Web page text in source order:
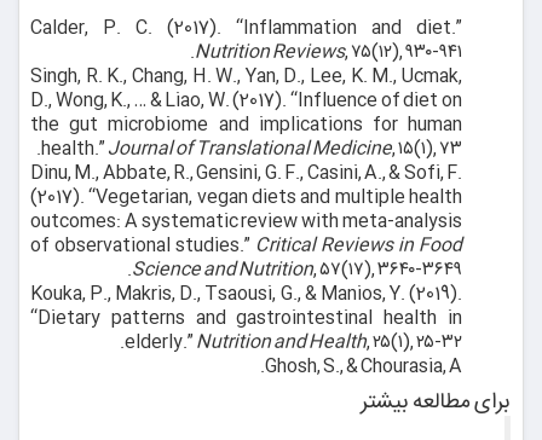
Calder, P. C. (2017). “Inflammation and diet.”
Nutrition Reviews, ۷۵(۱۲), ۹۳۰-۹۴۱.
Singh, R. K., Chang, H. W., Yan, D., Lee, K. M., Ucmak,
D., Wong, K., … & Liao, W. (2017). “Influence of diet on
the gut microbiome and implications for human
health.”Journal of Translational Medicine, ۱۵(۱), ۷۳.
Dinu, M., Abbate, R., Gensini, G. F., Casini, A., & Sofi, F.
(2017). “Vegetarian, vegan diets and multiple health
outcomes: A systematic review with meta-analysis
of observational studies.” Critical Reviews in Food
Science and Nutrition, ۵۷(۱۷), ۳۶۴۰-۳۶۴۹.
Kouka, P., Makris, D., Tsaousi, G., & Manios, Y. (2019).
“Dietary patterns and gastrointestinal health in
elderly.”Nutrition and Health, ۲۵(۱), ۲۵-۳۲.
Ghosh, S., & Chourasia, A.
برای مطالعه بیشتر